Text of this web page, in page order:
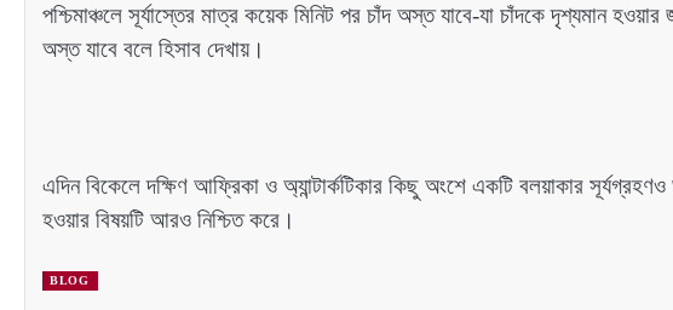
পশ্চিমাঞ্চলে সূর্যাস্তের মাত্র কয়েক মিনিট পর চাঁদ অস্ত যাবে-যা চাঁদকে দৃশ্যমান
অস্ত যাবে বলে হিসাব দেখায়।
এদিন বিকেলে দক্ষিণ আফ্রিকা ও অ্যান্টার্কটিকার কিছু অংশে একটি বলয়াকার
হওয়ার বিষয়টি আরও নিশ্চিত করে।
BLOG